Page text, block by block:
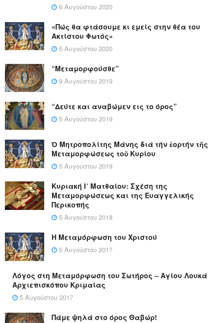
6 Αυγούστου 2020
«Πώς θα φτάσουμε κι εμείς στην θέα του
Ακτίστου Φωτός»
5 Αυγούστου 2020
“Μεταμορφούσθε”
9 Αυγούστου 2019
“Δεύτε και αναβώμεν εις το όρος”
5 Αυγούστου 2019
Ὁ Μητροπολίτης Μάνης διά τήν ἑορτήν τῆς
Μεταμορφώσεως τοῦ Κυρίου
5 Αυγούστου 2019
Κυριακή Ι´ Ματθαίου: Σχέση της
Μεταμορφώσεως και της Ευαγγελικής
Περικοπής
5 Αυγούστου 2018
Η Μεταμόρφωση του Χριστού
5 Αυγούστου 2017
Λόγος στη Μεταμόρφωση του Σωτήρος – Αγίου Λουκά
Αρχιεπισκόπου Κριμαίας
5 Αυγούστου 2017
Πάμε ψηλά στο όρος Θαβώρ!